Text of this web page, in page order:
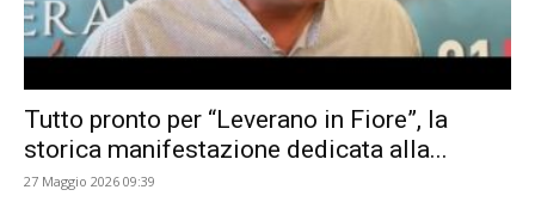
Tutto pronto per “Leverano in Fiore”, la
storica manifestazione dedicata alla...
27 Maggio 2026 09:39